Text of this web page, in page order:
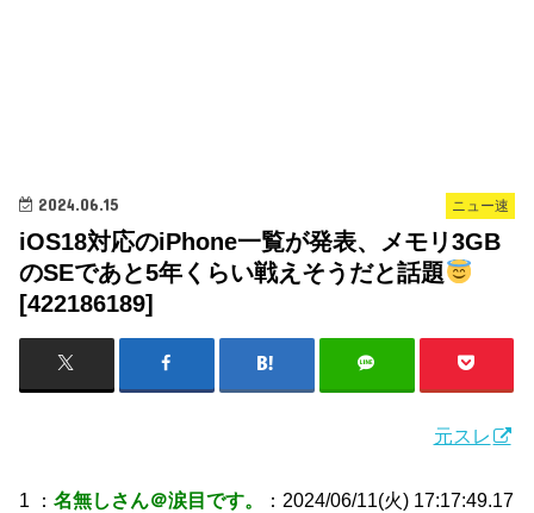
ニュー速
2024.06.15
iOS18対応のiPhone一覧が発表、メモリ3GB
のSEであと5年くらい戦えそうだと話題
[422186189]
元スレ
1 ：名無しさん＠涙目です。
：2024/06/11(火) 17:17:49.17